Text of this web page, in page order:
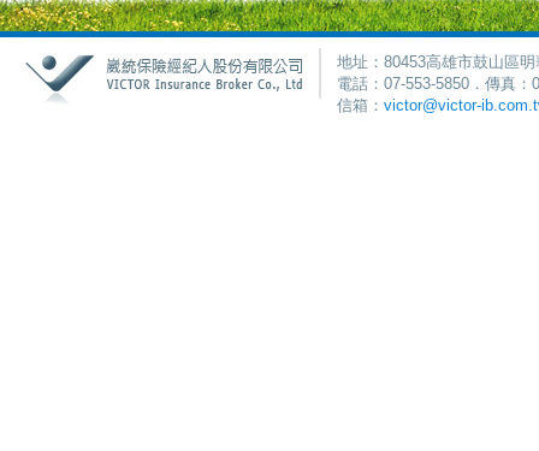
地址：80453高雄市鼓山區
電話：07-553-5850．傳真
信箱： victor@victor-